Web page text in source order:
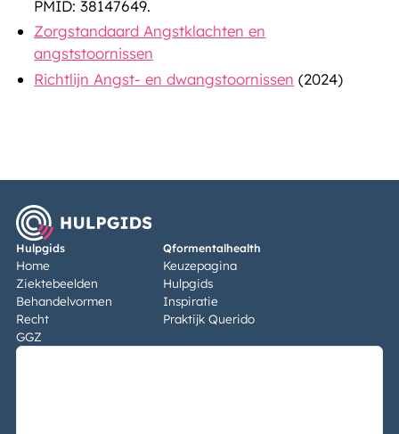
PMID: 38147649.
Zorgstandaard Angstklachten en
angststoornissen
Richtlijn Angst- en dwangstoornissen (2024)
Hulpgids
Home
Ziektebeelden
Behandelvormen
Recht
GGZ
Qformentalhealth
Keuzepagina
Hulpgids
Inspiratie
Praktijk Querido